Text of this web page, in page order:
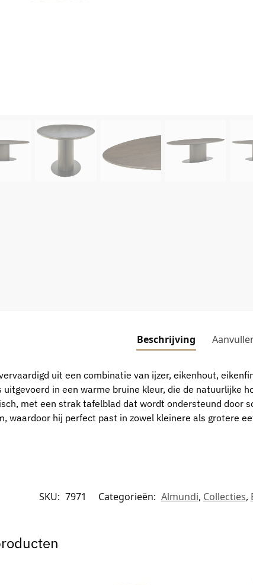
Beschrijving
uit een combinatie van ijzer, eikenhout,
in een warme bruine kleur, die de natuurlijke
met een strak tafelblad dat wordt ondersteund door
waardoor hij perfect past in zowel kleinere als grotere
SKU: 7971 Categorieën: Almundi, Collecties,